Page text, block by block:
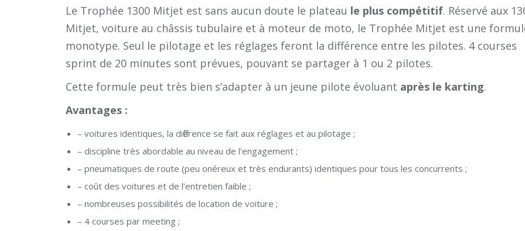
Le Trophée 1300 Mitjet est sans aucun doute le plateau le plus compétitif. Réservé aux
Mitjet, voiture au châssis tubulaire et à moteur de moto, le Trophée Mitjet est une
monotype. Seul le pilotage et les réglages feront la différence entre les pilotes. 4 courses
sprint de 20 minutes sont prévues, pouvant se partager à 1 ou 2 pilotes.
Cette formule peut très bien s’adapter à un jeune pilote évoluant après le karting.
Avantages :
– voitures identiques, la différence se fait aux réglages et au pilotage ;
– discipline très abordable au niveau de l’engagement ;
– pneumatiques de route (peu onéreux et très endurants) identiques pour tous les concurrents ;
– coût des voitures et de l’entretien faible ;
– nombreuses possibilités de location de voiture ;
– 4 courses par meeting ;